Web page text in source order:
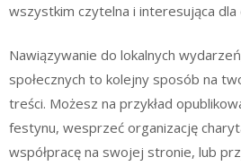
wszystkim czytelna i interesująca dla
Nawiązywanie do lokalnych
społecznych to kolejny sposób na
treści. Możesz na przykład
festynu, wesprzeć organizację
współpracę na swojej stronie, lub